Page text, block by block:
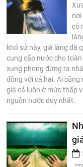
có
khó sử này, già làng đã
cung cấp nước cho
xung phong đứng ra
đồng với cả hai. Ai
giá cả luôn ở mức thấp
nguồn nước duy nhất.